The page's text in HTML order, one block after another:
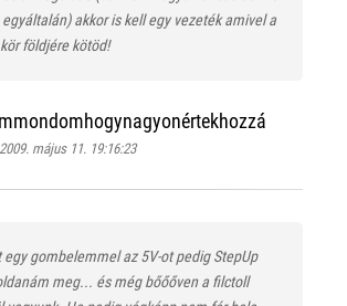
egyáltalán) akkor is kell egy vezeték amivel a
földjére kötöd!
2009. május 11. 19:16:23
egy gombelemmel az 5V-ot pedig StepUp
meg... és még bőőőven a filctoll